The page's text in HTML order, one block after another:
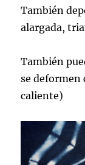
También
alargada,
También
se deformen
caliente)